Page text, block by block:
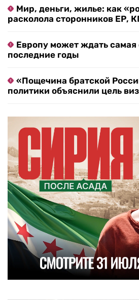
Мир, деньги, жилье: как
расколола сторонников ЕР,
Европу может ждать самая
последние годы
«Пощечина братской
политики объяснили цель